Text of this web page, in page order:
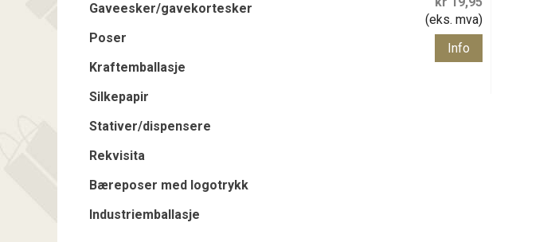
Gaveesker/gavekortesker
Poser
Kraftemballasje
Silkepapir
Stativer/dispensere
Rekvisita
Bæreposer med logotrykk
Industriemballasje
(eks. mva)
Info